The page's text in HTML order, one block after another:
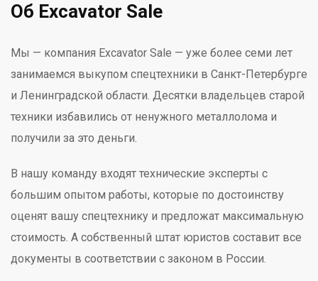
Об Excavator Sale
Мы — компания Excavator Sale — уже более семи лет
занимаемся выкупом спецтехники в Санкт-Петербурге
и Ленинградской области. Десятки владельцев старой
техники избавились от ненужного металлолома и
получили за это деньги.
В нашу команду входят технические эксперты с
большим опытом работы, которые по достоинству
оценят вашу спецтехнику и предложат максимальную
стоимость. А собственный штат юристов составит все
документы в соответствии с законом в России.